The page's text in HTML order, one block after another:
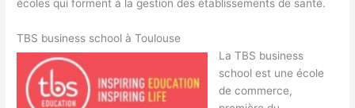
écoles qui forment à la gestion des établissements de santé.
TBS business school à Toulouse
La TBS business
school est une école
de commerce,